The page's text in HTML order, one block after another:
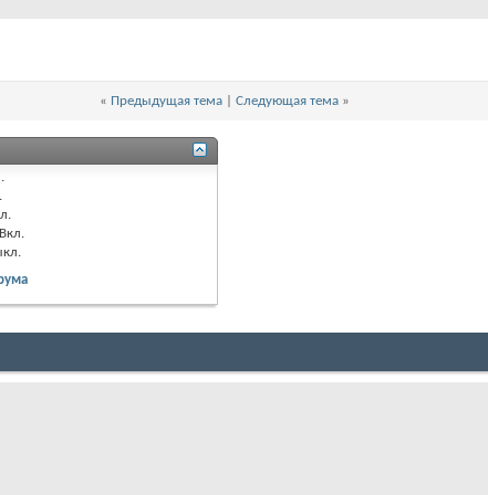
« Предыдущая тема Следующая тема »
Вкл.